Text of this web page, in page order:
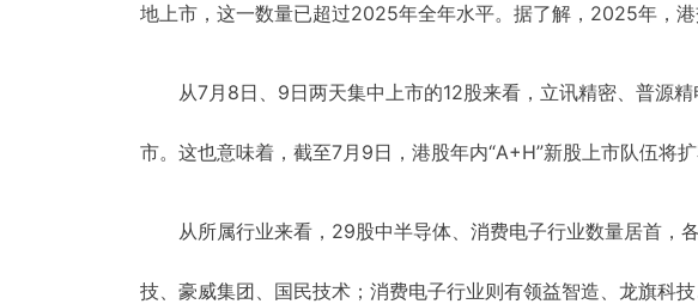
地上市，这一数量已超过2025年全年水平。据了解，2025年，港
从7月8日、9日两天集中上市的12股来看，立讯精密、普源
市。这也意味着，截至7月9日，港股年内“A+H”新股上市队伍将扩
从所属行业来看，29股中半导体、消费电子行业数量居首，
技、豪威集团、国民技术；消费电子行业则有领益智造、龙旗科